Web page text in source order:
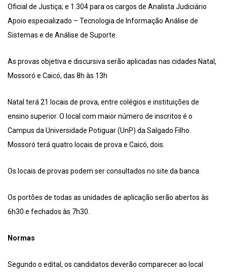
Oficial de Justiça; e 1.304 para os cargos de Analista Judiciário
Apoio especializado – Tecnologia de Informação Análise de
Sistemas e de Análise de Suporte.
As provas objetiva e discursiva serão aplicadas nas cidades Natal,
Mossoró e Caicó, das 8h às 13h
Natal terá 21 locais de prova, entre colégios e instituições de
ensino superior. O local com maior número de inscritos é o
Campus da Universidade Potiguar (UnP) da Salgado Filho.
Mossoró terá quatro locais de prova e Caicó, dois.
Os locais de provas podem ser consultados no site da banca.
Os portões de todas as unidades de aplicação serão abertos às
6h30 e fechados às 7h30.
Normas
Segundo o edital, os candidatos deverão comparecer ao local